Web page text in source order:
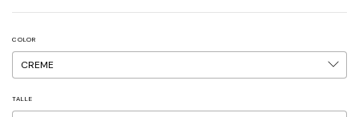
COLOR
TALLE